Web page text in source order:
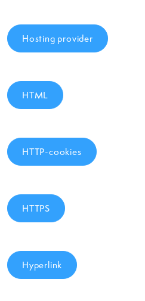
Hosting provider
HTML
HTTP-cookies
HTTPS
Hyperlink